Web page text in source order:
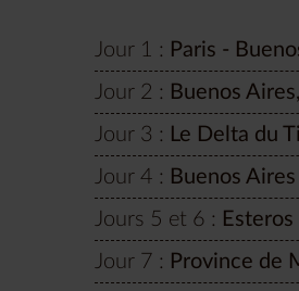
Jour 1 : Paris -
Jour 2 : Buenos
Jour 3 : Le Delta du
Jour 4 : Buenos
Jours 5 et 6 :
Jour 7 : Province de